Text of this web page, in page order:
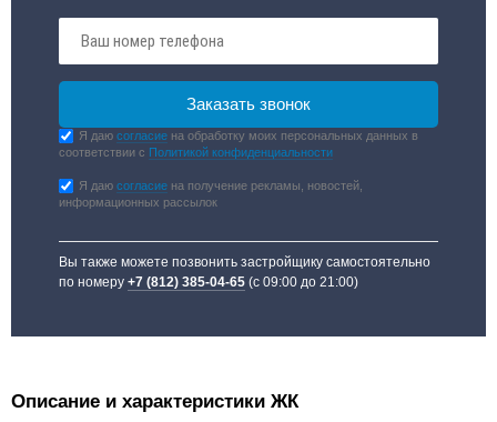
Я даюсогласие на обработку моих персональных данных в
соответствии с Политикой конфиденциальности
Я даюсогласие на получение рекламы, новостей,
информационных рассылок
Вы также можете позвонить застройщику самостоятельно
по номеру+7 (812) 385-04-65 (с 09:00 до 21:00)
Описание и характеристики ЖК